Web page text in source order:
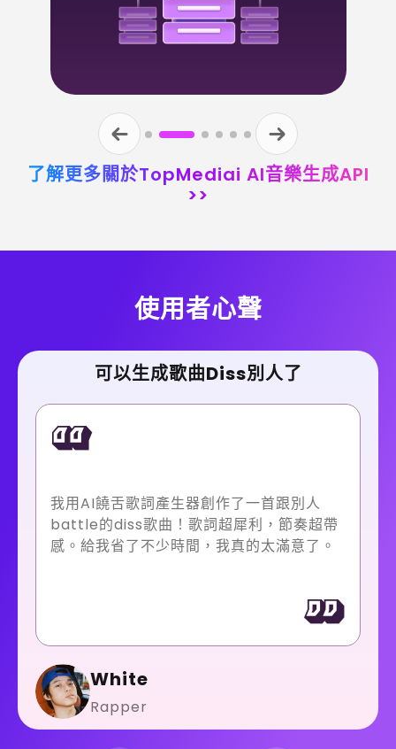
了解更多關於TopMediai AI音樂生成API
>>
使用者心聲
可以生成歌曲Diss別人了
我用AI饒舌歌詞產生器創作了一首跟別人
battle的diss歌曲！歌詞超犀利，節奏超帶
感。給我省了不少時間，我真的太滿意了。
White
Rapper